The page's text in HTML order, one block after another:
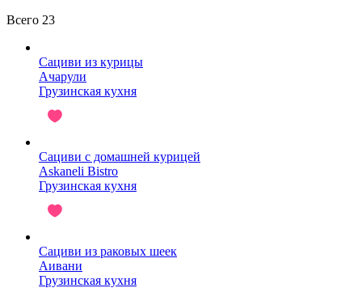
Всего 23
Сациви из курицы
Ачарули
Грузинская кухня
Сациви с домашней курицей
Askaneli Bistro
Грузинская кухня
Сациви из раковых шеек
Аивани
Грузинская кухня